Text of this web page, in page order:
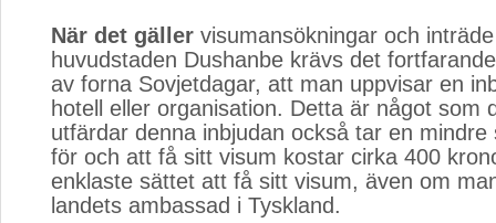
När det gäller visumansökningar och
huvudstaden Dushanbe krävs det
av forna Sovjetdagar, att man uppvisar en
hotell eller organisation. Detta är något som
utfärdar denna inbjudan också tar en mindre
för och att få sitt visum kostar cirka 400
enklaste sättet att få sitt visum, även om
landets ambassad i Tyskland.